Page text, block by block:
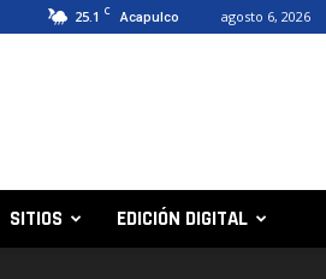
25.1 C Acapulco agosto 6, 2026
SITIOS EDICIÓN DIGITAL